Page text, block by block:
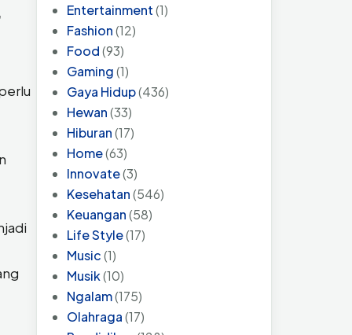
Entertainment(1)
Fashion(12)
Food(93)
Gaming(1)
Gaya Hidup(436)
Hewan(33)
Hiburan(17)
Home(63)
Innovate(3)
Kesehatan(546)
Keuangan(58)
Life Style(17)
Music(1)
Musik(10)
Ngalam(175)
Olahraga(17)